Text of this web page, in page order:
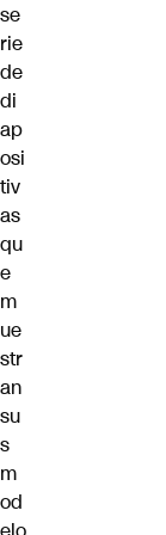
se
rie
de
di
ap
osi
tiv
as
qu
e
m
ue
str
an
su
s
m
od